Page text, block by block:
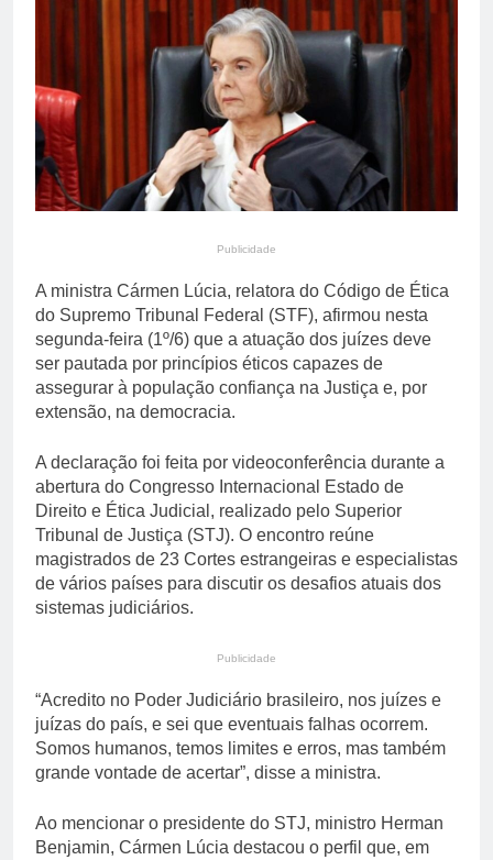
campeões das finais em
Brasília
4 Horas Ago
Oferta da terceira safra
derruba preços do feijão
carioca; feijão preto
segue firme
6 Horas Ago
Publicidade
A ministra Cármen Lúcia, relatora do Código de Ética
do Supremo Tribunal Federal (STF), afirmou nesta
segunda-feira (1º/6) que a atuação dos juízes deve
ser pautada por princípios éticos capazes de
assegurar à população confiança na Justiça e, por
extensão, na democracia.
A declaração foi feita por videoconferência durante a
abertura do Congresso Internacional Estado de
Direito e Ética Judicial, realizado pelo Superior
Tribunal de Justiça (STJ). O encontro reúne
magistrados de 23 Cortes estrangeiras e especialistas
de vários países para discutir os desafios atuais dos
sistemas judiciários.
Publicidade
“Acredito no Poder Judiciário brasileiro, nos juízes e
juízas do país, e sei que eventuais falhas ocorrem.
Somos humanos, temos limites e erros, mas também
grande vontade de acertar”, disse a ministra.
Ao mencionar o presidente do STJ, ministro Herman
Benjamin, Cármen Lúcia destacou o perfil que, em